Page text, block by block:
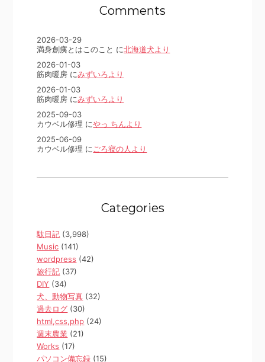
Comments
2026-03-29
満身創痍とはこのこと に北海道犬より
2026-01-03
筋肉暖房 にみずいろより
2026-01-03
筋肉暖房 にみずいろより
2025-09-03
カウベル修理 にやっ ちんより
2025-06-09
カウベル修理 に ごろ寝の人より
Categories
駄日記 (3,998)
Music (141)
wordpress (42)
旅行記 (37)
DIY (34)
犬、動物写真 (32)
過去ログ (30)
html,css,php (24)
週末農業 (21)
Works (17)
パソコン備忘録 (15)